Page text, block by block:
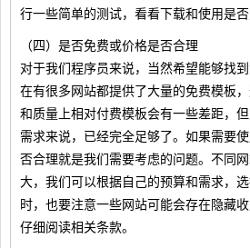
行一些简单的测试，看看下载和使用是否
（四）是否免费或价格是否合理
对于我们程序员来说，当然希望能够找
在有很多网站都提供了大量的免费模板
和质量上相对付费模板会有一些差距，
需求来说，已经完全足够了。如果需要
否合理就是我们需要考虑的问题。不同
大，我们可以根据自己的预算和需求，
时，也要注意一些网站可能会存在隐藏
仔细阅读相关条款。